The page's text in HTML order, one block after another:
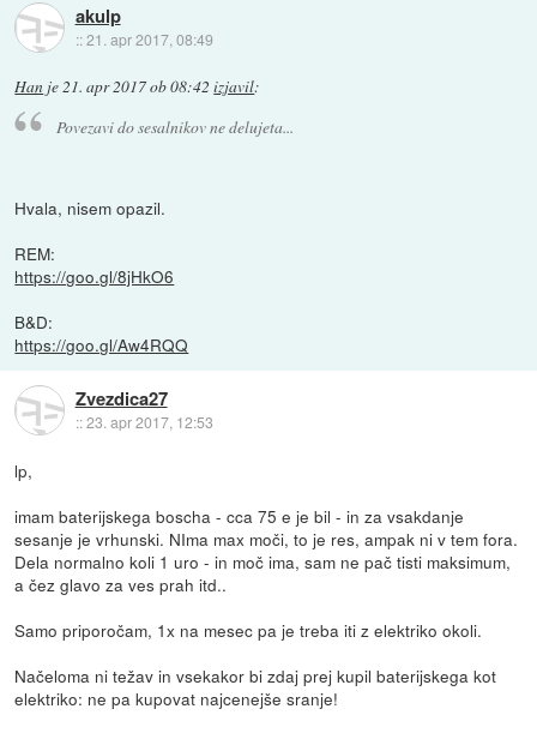
akulp
::21. apr 2017, 08:49
Han je21. apr 2017 ob 08:42 izjavil:
Povezavi do sesalnikov ne delujeta...
Hvala, nisem opazil.
REM:
https://goo.gl/8jHkO6
B&D:
https://goo.gl/Aw4RQQ
Zvezdica27
::23. apr 2017, 12:53
lp,
imam baterijskega boscha - cca 75 e je bil - in za vsakdanje
sesanje je vrhunski. NIma max moči, to je res, ampak ni v tem fora.
Dela normalno koli 1 uro - in moč ima, sam ne pač tisti maksimum,
a čez glavo za ves prah itd..
Samo priporočam, 1x na mesec pa je treba iti z elektriko okoli.
Načeloma ni težav in vsekakor bi zdaj prej kupil baterijskega kot
elektriko: ne pa kupovat najcenejše sranje!